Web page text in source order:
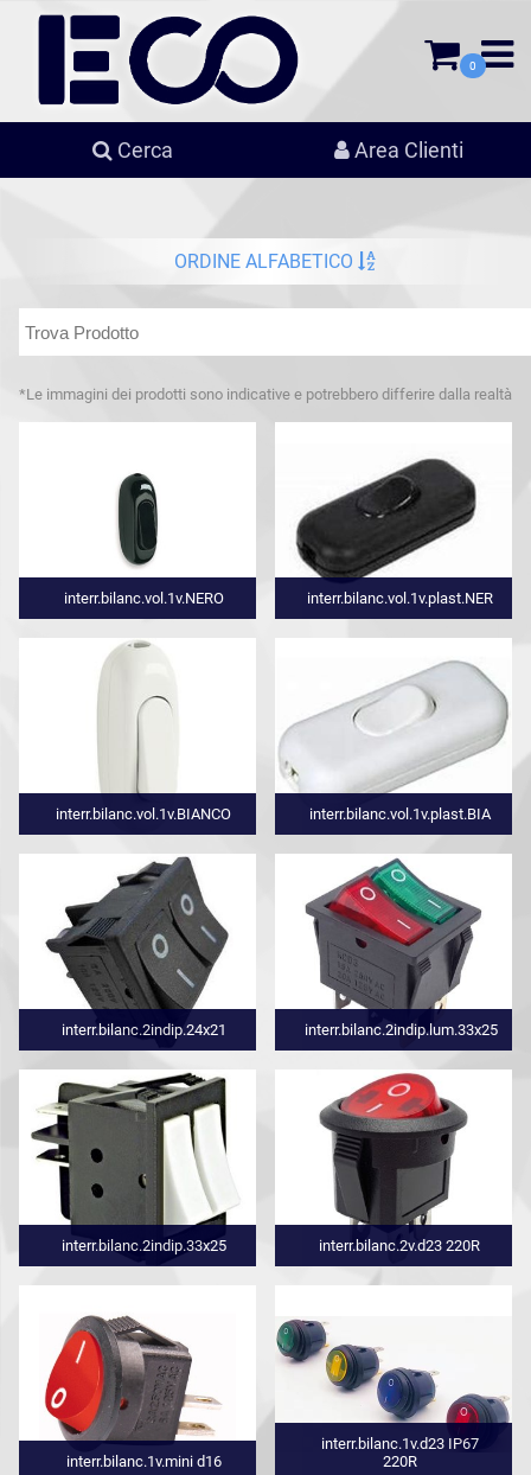
0
Cerca Area Clienti
ORDINE ALFABETICO
*Le immagini dei prodotti sono indicative e potrebbero differire dalla realtà
interr.bilanc.vol.1v.NERO interr.bilanc.vol.1v.plast.NER
interr.bilanc.vol.1v.BIANCO interr.bilanc.vol.1v.plast.BIA
interr.bilanc.2indip.24x21 interr.bilanc.2indip.lum.33x25
interr.bilanc.2indip.33x25 interr.bilanc.2v.d23 220R
interr.bilanc.1v.mini d16
interr.bilanc.1v.d23 IP67
220R